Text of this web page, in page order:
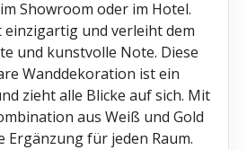
Showroom oder im Hotel.
einzigartig und verleiht dem
und kunstvolle Note. Diese
Wanddekoration ist ein
zieht alle Blicke auf sich. Mit
aus Weiß und Gold
Ergänzung für jeden Raum.